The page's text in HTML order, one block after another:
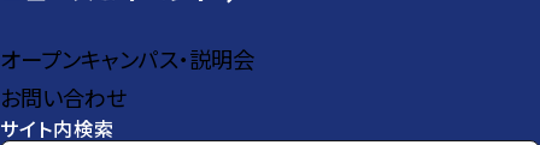
オープンキャンパス・説明会
お問い合わせ
サイト内検索